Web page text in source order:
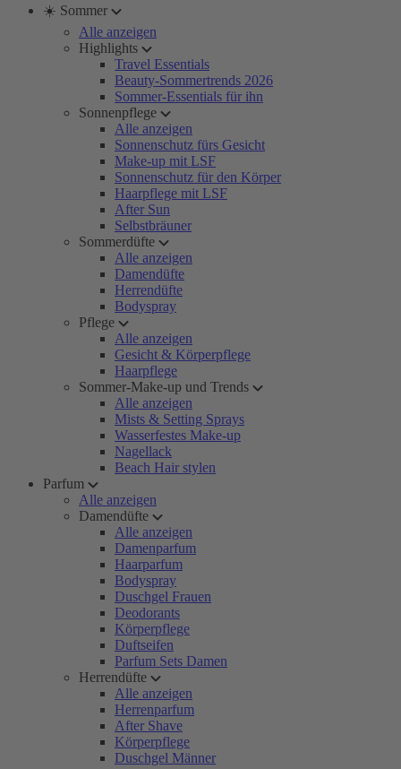
☀️ Sommer
Alle anzeigen
Highlights
Travel Essentials
Beauty-Sommertrends 2026
Sommer-Essentials für ihn
Sonnenpflege
Alle anzeigen
Sonnenschutz fürs Gesicht
Make-up mit LSF
Sonnenschutz für den Körper
Haarpflege mit LSF
After Sun
Selbstbräuner
Sommerdüfte
Alle anzeigen
Damendüfte
Herrendüfte
Bodyspray
Pflege
Alle anzeigen
Gesicht & Körperpflege
Haarpflege
Sommer-Make-up und Trends
Alle anzeigen
Mists & Setting Sprays
Wasserfestes Make-up
Nagellack
Beach Hair stylen
Parfum
Alle anzeigen
Damendüfte
Alle anzeigen
Damenparfum
Haarparfum
Bodyspray
Duschgel Frauen
Deodorants
Körperpflege
Duftseifen
Parfum Sets Damen
Herrendüfte
Alle anzeigen
Herrenparfum
After Shave
Körperpflege
Duschgel Männer